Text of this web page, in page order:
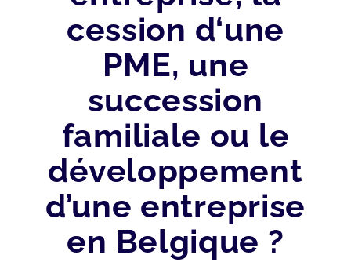
cession d‘une
PME, une
succession
familiale ou le
développement
d’une entreprise
en Belgique ?